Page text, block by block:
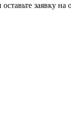
заявку на